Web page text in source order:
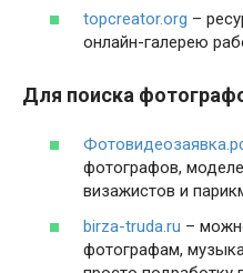
topcreator.org –
онлайн-галерею
Для поиска
фотографов,
визажистов и
birza-truda.ru –
фотографам,